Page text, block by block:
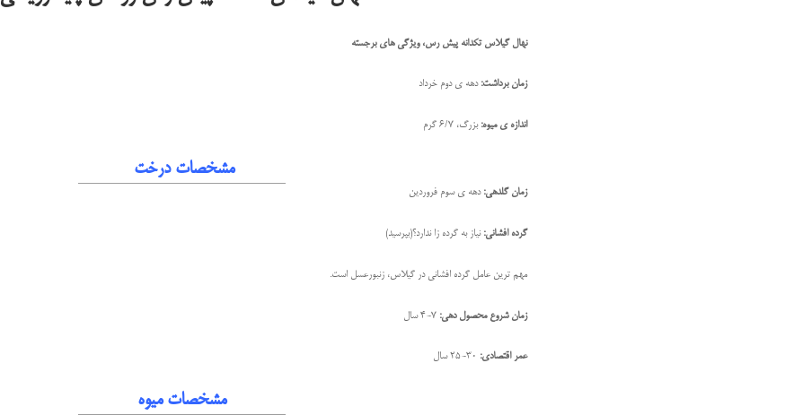
نهال گیلاس تکدانه پیش رس، ویژگی های برجسته
زمان برداشت:دهه ی دوم خرداد
اندازه ی میوه:بزرگ، 6/7 گرم
مشخصات درخت
زمان گلدهی: دهه ی سوم فروردین
گرده افشانی:نیاز به گرده زا ندارد؟(بپرسید)
مهم ترین عامل گرده افشانی در گيلاس، زنبورعسل است.
زمان شروع محصول دهی:
عمر اقتصادی:
مشخصات میوه